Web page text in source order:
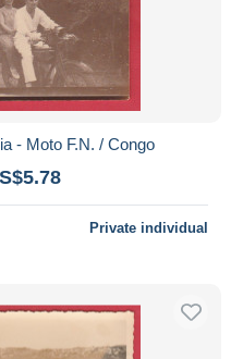
- Moto F.N. / Congo
Private individual